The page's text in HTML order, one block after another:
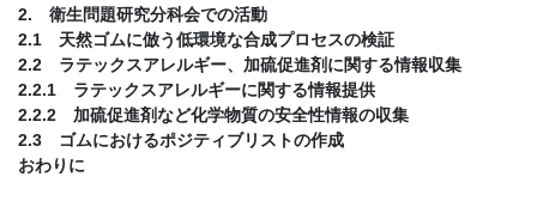
2. 衛生問題研究分科会での活動
2.1 天然ゴムに倣う低環境な合成プロセスの検証
2.2 ラテックスアレルギー、加硫促進剤に関する情報収集
2.2.1 ラテックスアレルギーに関する情報提供
2.2.2 加硫促進剤など化学物質の安全性情報の収集
2.3 ゴムにおけるポジティブリストの作成
おわりに